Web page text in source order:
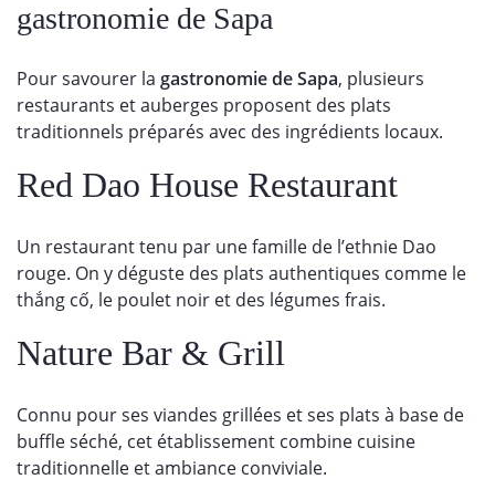
gastronomie de Sapa
Pour savourer la gastronomie de Sapa, plusieurs
restaurants et auberges proposent des plats
traditionnels préparés avec des ingrédients locaux.
Red Dao House Restaurant
Un restaurant tenu par une famille de l’ethnie Dao
rouge. On y déguste des plats authentiques comme le
thắng cố, le poulet noir et des légumes frais.
Nature Bar & Grill
Connu pour ses viandes grillées et ses plats à base de
buffle séché, cet établissement combine cuisine
traditionnelle et ambiance conviviale.